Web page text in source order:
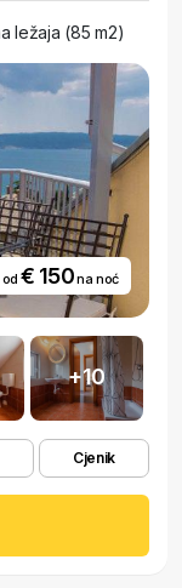
ležaja (85 m2)
od€ 150na noć
+10
Cjenik